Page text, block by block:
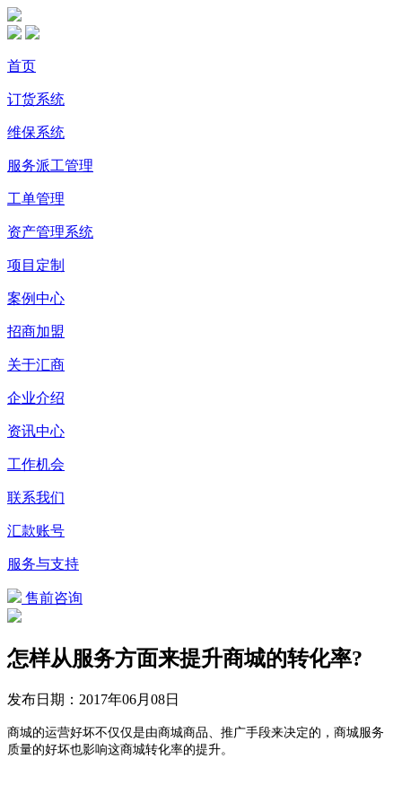
首页
订货系统
维保系统
服务派工管理
工单管理
资产管理系统
项目定制
案例中心
招商加盟
关于汇商
企业介绍
资讯中心
工作机会
联系我们
汇款账号
服务与支持
售前咨询
怎样从服务方面来提升商城的转化率?
发布日期： 2017年06月08日
商城的运营好坏不仅仅是由商城商品、推广手段来决定的，商城服务
质量的好坏也影响这商城转化率的提升。